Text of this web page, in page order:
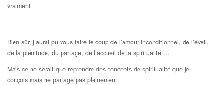
vraiment.
Bien sûr, j’aurai pu vous faire le coup de l’amour inconditionnel, de l’éveil,
de la plénitude, du partage, de l’accueil de la spiritualité …
Mais ce ne serait que reprendre des concepts de spiritualité que je
conçois mais ne partage pas pleinement.